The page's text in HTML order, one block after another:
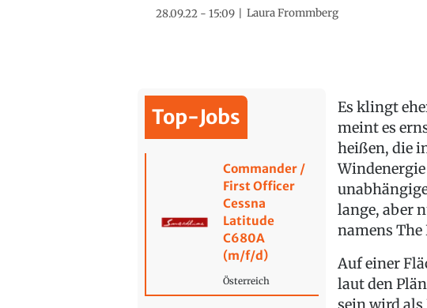
28.09.22 - 15:09 Laura Frommberg
Top-Jobs
Commander /
First Officer
Cessna
Latitude
C680A
(m/f/d)
Österreich
Es klingt
meint es
heißen, die
lange, aber
namens The
Auf einer
laut den